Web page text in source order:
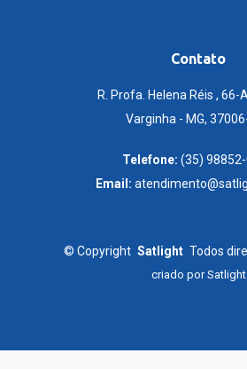
Contato
R. Profa. Helena Réis , 66-
Varginha - MG,
Telefone: (35)
Email:
© Copyright Satlight Todos
criado porSatlight